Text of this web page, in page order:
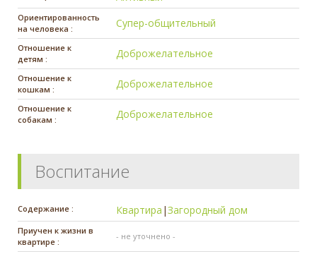
Ориентированность
на человека :
Супер-общительный
Отношение к
детям :
Доброжелательное
Отношение к
кошкам :
Доброжелательное
Отношение к
собакам :
Доброжелательное
Воспитание
Содержание : Квартира |Загородный дом
Приучен к жизни в
квартире :
- не уточнено -